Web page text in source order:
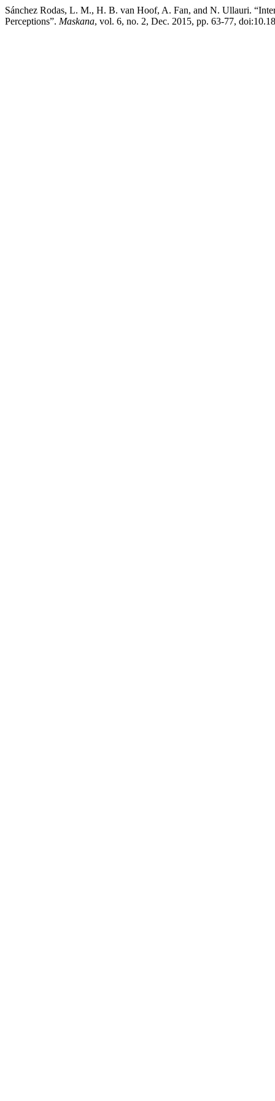
Sánchez Rodas, L. M., H. B. van Hoof, A. Fan, and N. Ullauri.
Perceptions”. Maskana, vol. 6, no. 2, Dec. 2015, pp. 63-77,